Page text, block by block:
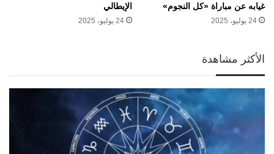
غيابه عن مباراة «كل النجوم»
24 يوليو، 2025
الإيطالي
24 يوليو، 2025
الأكثر مشاهدة